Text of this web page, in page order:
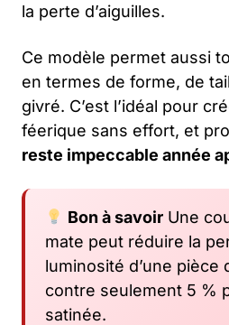
la perte d’aiguilles.
Ce modèle permet aussi
en termes de forme, de
givré. C’est l’idéal pour
féerique sans effort, et
reste impeccable année
Bon à savoirUne
mate peut réduire la
luminosité d’une pièce
contre seulement 5 %
satinée.